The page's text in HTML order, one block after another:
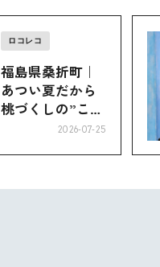
ロコレコ
福島県桑折町｜
あつい夏だから
桃づくしの”こお
2026-07-25